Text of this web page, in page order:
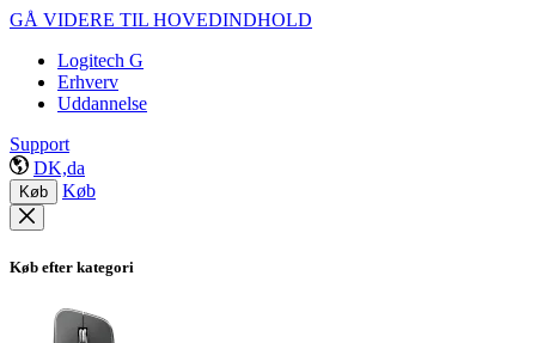
GÅ VIDERE TIL HOVEDINDHOLD
Logitech G
Erhverv
Uddannelse
Support
DK,da
Køb Køb
Køb efter kategori